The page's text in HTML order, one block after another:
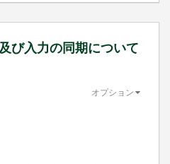
び入力の同期について
オプション